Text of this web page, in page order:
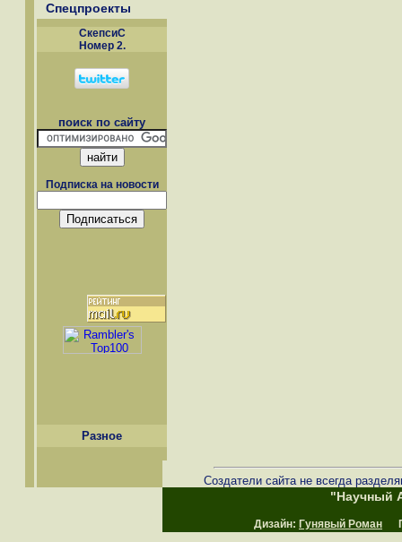
Спецпроекты
СкепсиС
Номер 2.
поиск по сайту
Подписка на новости
Разное
Создатели сайта не всегда
"Научный
Дизайн: Гунявый Роман